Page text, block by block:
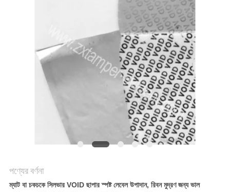
পণ্যের বর্ণনা
ম্যাট বা চকচকে সিলভার VOID ছাপার স্পষ্ট লেবেল উপাদান, রিবন মুদ্রণ জন্য ভাল